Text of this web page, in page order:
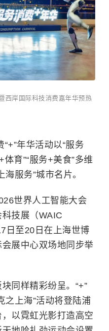
西岸国际科技消费嘉年华预热
年华活动以“服务
体育”“服务+美食”多维
服务”城市名片。
世界人工智能大会
技展（WAIC
日至20日在上海世博
展中心双场地同步举
同样精彩纷呈。“+”
之上海”活动将登陆浦
以霓虹光影打造高空